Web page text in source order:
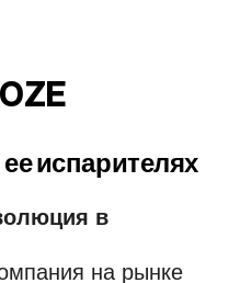
испарителях
в
на рынке